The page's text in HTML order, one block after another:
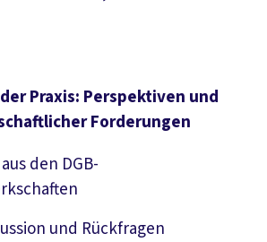
Praxis: Perspektiven und
Forderungen
den DGB-
und Rückfragen